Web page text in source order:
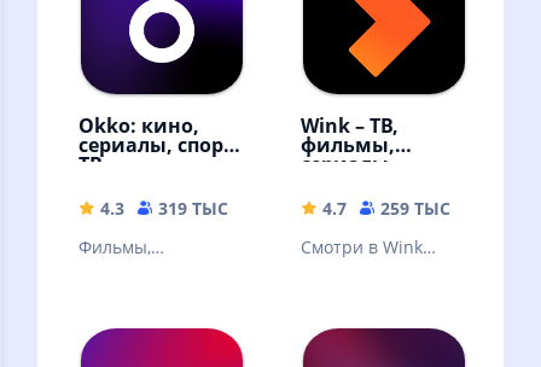
Okko: кино,
сериалы, спорт,
ТВ
4.3 319 ТЫС
49.9 MB
Фильмы,
мультфильмы и ТВ-
каналы онлайн в
Wink – ТВ,
фильмы,
сериалы
4.7 259 ТЫС
Смотри в Wink
мультфильмы и ТВ
каналы